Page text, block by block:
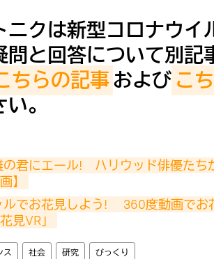
ニクは新型コロナウイ
問と回答について別記
ちらの記事およびこ
い。
の君にエール!　ハリウッド俳優たち
】
ルでお花見しよう! 　360度動画でお
見VR」
ス 社会 研究 びっくり